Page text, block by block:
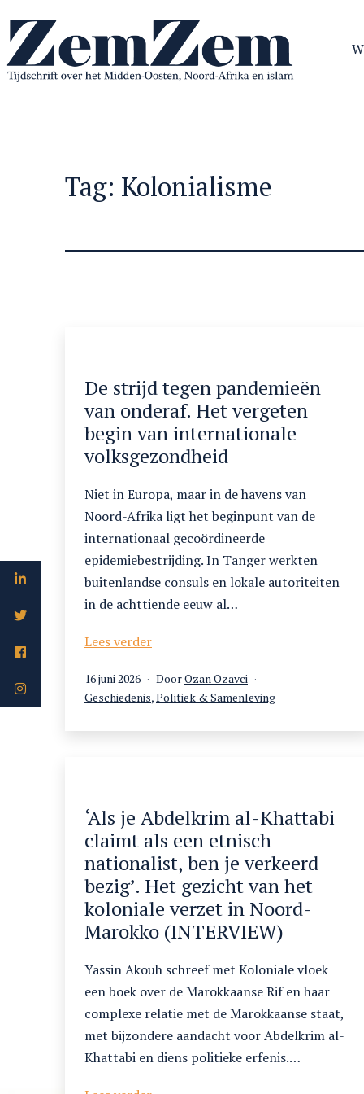
naar
de
inhoud
Tag: Kolonialisme
De strijd tegen pandemieën
van onderaf. Het vergeten
begin van internationale
volksgezondheid
Niet in Europa, maar in de havens van
Noord-Afrika ligt het beginpunt van de
internationaal gecoördineerde
epidemiebestrijding. In Tanger werkten
buitenlandse consuls en lokale autoriteiten
in de achttiende eeuw al…
Lees verderDe
tegen
pandemieën
van
internationale
volksgezondheid
Gepubliceerd
op
16 juni 2026 DoorOzan Ozavci
Gecategoriseerd
Geschiedenis,Politiek & Samenleving
‘Als je Abdelkrim al-Khattabi
claimt als een etnisch
nationalist, ben je verkeerd
bezig’. Het gezicht van het
koloniale verzet in Noord-
Marokko (INTERVIEW)
Yassin Akouh schreef met Koloniale vloek
een boek over de Marokkaanse Rif en haar
complexe relatie met de Marokkaanse staat,
met bijzondere aandacht voor Abdelkrim al-
Khattabi en diens politieke erfenis.…